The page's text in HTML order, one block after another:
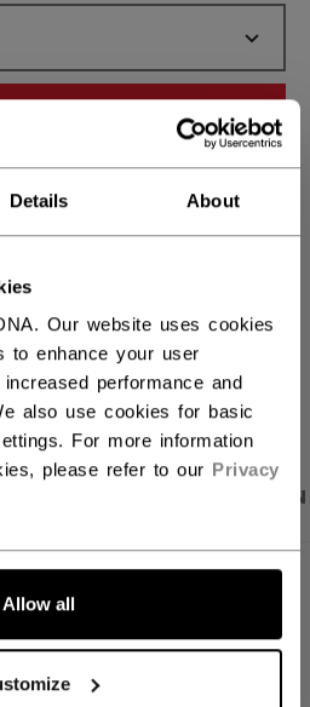
Details About
Our website uses cookies
to enhance your user
performance and
also use cookies for basic
For more information
please refer to our Privacy
Allow all
LINKS ZUM
ANGABEN